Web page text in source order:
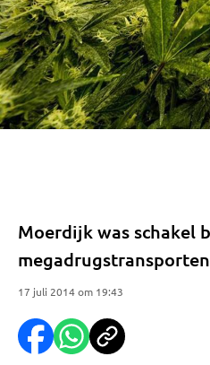
Moerdijk was schakel
17 juli 2014 om 19:43